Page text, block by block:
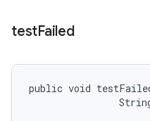
testFailed
public void